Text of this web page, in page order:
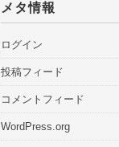
メタ情報
ログイン
投稿フィード
コメントフィード
WordPress.org